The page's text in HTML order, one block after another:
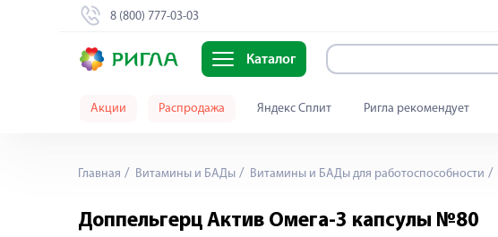
8 (800) 777-03-03
Каталог
Акции Распродажа Яндекс Сплит Ригла рекомендует
Главная Витамины и БАДы Витамины и БАДы для работоспособности
Доппельгерц Актив Омега-3 капсулы №80